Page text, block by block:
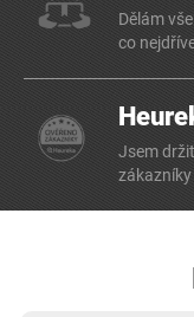
Dělám
co
Jsem
zákazníky